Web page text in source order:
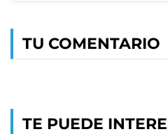
TU COMENTARIO
TE PUEDE